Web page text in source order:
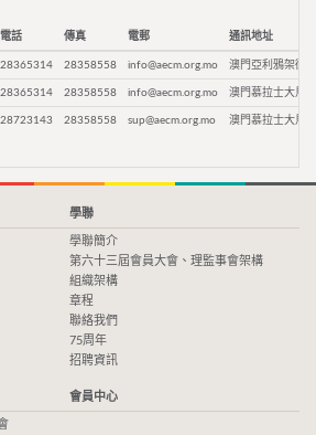
電話 傳真 電郵 通訊地址
28365314 28358558 info@aecm.org.mo 澳門亞利鴉架街9
28365314 28358558 info@aecm.org.mo 澳門慕拉士大馬
28723143 28358558 sup@aecm.org.mo 澳門慕拉士大馬
學聯
學聯簡介
第六十三屆會員大會、理監事會架構
組織架構
章程
聯絡我們
75周年
招聘資訊
會員中心